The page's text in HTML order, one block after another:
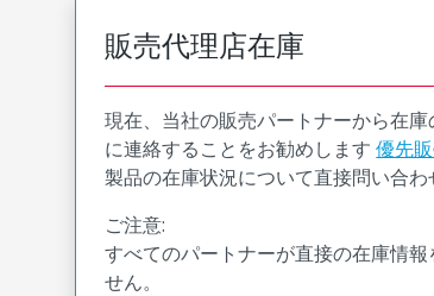
販売代理店在庫
現在、当社の販売パートナーから在庫
に連絡することをお勧めします 優先
製品の在庫状況について直接問い合わ
ご注意:
すべてのパートナーが直接の在庫情
せん。